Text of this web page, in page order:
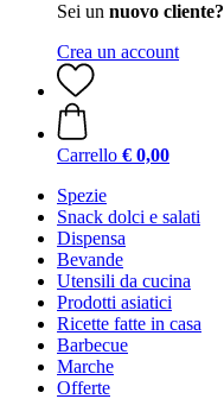
Sei un nuovo cliente?
Crea un account
Carrello € 0,00
Spezie
Snack dolci e salati
Dispensa
Bevande
Utensili da cucina
Prodotti asiatici
Ricette fatte in casa
Barbecue
Marche
Offerte